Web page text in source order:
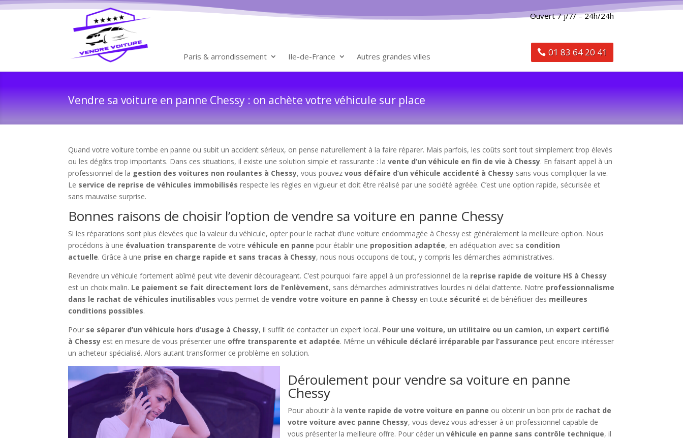
Paris & arrondissement Ile-de-France Autres grandes villes
Ouvert 7 j/7/ – 24h/24h
01 83 64 20 41
Vendre sa voiture en panne Chessy : on achète votre véhicule sur place
Quand votre voiture tombe en panne ou subit un accident sérieux, on pense naturellement à la faire réparer. Mais parfois, les coûts sont tout simplement trop élevés
ou les dégâts trop importants. Dans ces situations, il existe une solution simple et rassurante : lavente d’un véhicule en fin de vie à Chessy. En faisant appel à un
professionnel de la gestion des voitures non roulantes à Chessy, vous pouvezvous défaire d’un véhicule accidenté à Chessy sans vous compliquer la vie.
Le service de reprise de véhicules immobilisés respecte les règles en vigueur et doit être réalisé par une société agréée. C’est une option rapide, sécurisée et
sans mauvaise surprise.
Bonnes raisons de choisir l’option de vendre sa voiture en panne Chessy
Si les réparations sont plus élevées que la valeur du véhicule, opter pour le rachat d’une voiture endommagée à Chessy est généralement la meilleure option. Nous
procédons à une évaluation transparente de votrevéhicule en panne pour établir une proposition adaptée, en adéquation avec sa condition
actuelle. Grâce à une prise en charge rapide et sans tracas à Chessy, nous nous occupons de tout, y compris les démarches administratives.
Revendre un véhicule fortement abîmé peut vite devenir décourageant. C’est pourquoi faire appel à un professionnel de la reprise rapide de voiture HS à Chessy
est un choix malin. Le paiement se fait directement lors de l’enlèvement, sans démarches administratives lourdes ni délai d’attente. Notre professionnalisme
dans le rachat de véhicules inutilisables vous permet devendre votre voiture en panne à Chessy en toute sécurité et de bénéficier des meilleures
conditions possibles.
Pour se séparer d’un véhicule hors d’usage à Chessy, il suffit de contacter un expert local. Pour une voiture, un utilitaire ou un camion, un expert certifié
à Chessy est en mesure de vous présenter une offre transparente et adaptée. Même unvéhicule déclaré irréparable par l’assurance peut encore intéresser
un acheteur spécialisé. Alors autant transformer ce problème en solution.
Déroulement pour vendre sa voiture en panne
Chessy
Pour aboutir à lavente rapide de votre voiture en panne ou obtenir un bon prix de rachat de
votre voiture avec panne Chessy, vous devez vous adresser à un professionnel capable de
vous présenter la meilleure offre. Pour céder unvéhicule en panne sans contrôle technique, il